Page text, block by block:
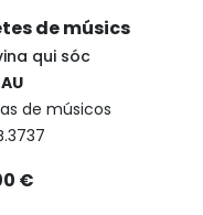
de músics
qui sóc
de músicos
€